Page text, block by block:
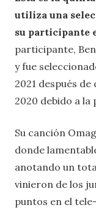
utiliza una
su participante
participante,
y fue
2021 después
2020 debido a la
Su canción
donde
anotando un
vinieron de los
puntos en el